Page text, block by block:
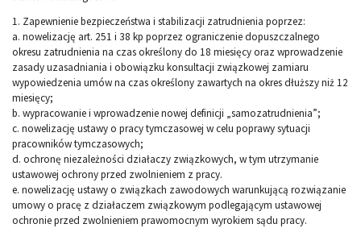
1. Zapewnienie bezpieczeństwa i stabilizacji zatrudnienia poprzez:
a. nowelizację art. 251 i 38 kp poprzez ograniczenie dopuszczalnego
okresu zatrudnienia na czas określony do 18 miesięcy oraz wprowadzenie
zasady uzasadniania i obowiązku konsultacji związkowej zamiaru
wypowiedzenia umów na czas określony zawartych na okres dłuższy niż 12
miesięcy;
b. wypracowanie i wprowadzenie nowej definicji „samozatrudnienia”;
c. nowelizację ustawy o pracy tymczasowej w celu poprawy sytuacji
pracowników tymczasowych;
d. ochronę niezależności działaczy związkowych, w tym utrzymanie
ustawowej ochrony przed zwolnieniem z pracy.
e. nowelizację ustawy o związkach zawodowych warunkującą rozwiązanie
umowy o pracę z działaczem związkowym podlegającym ustawowej
ochronie przed zwolnieniem prawomocnym wyrokiem sądu pracy.